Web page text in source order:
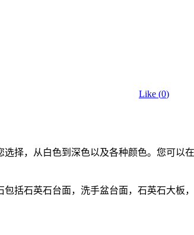
Like (0)
择，从白色到深色以及各种颜色。您可
括石英石台面，洗手盆台面，石英石大